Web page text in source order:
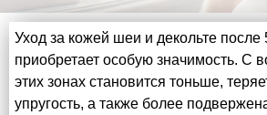
Уход за кожей шеи и декольте после
приобретает особую значимость. С
этих зонах становится тоньше,
упругость, а также более